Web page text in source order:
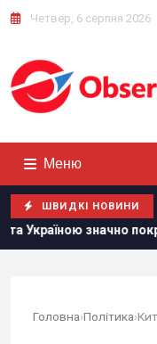
Четвер, 6 серпня 2026
Меню
ШВИДКІ НОВИНИ
- Politico
Головна›Політика›